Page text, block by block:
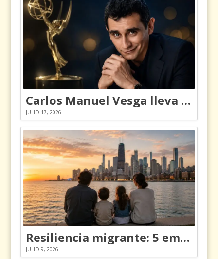
Carlos Manuel Vesga lleva el nombre de Colombia a los Emmy
JULIO 17, 2026
Resiliencia migrante: 5 emociones y cómo gestionarlas
JULIO 9, 2026